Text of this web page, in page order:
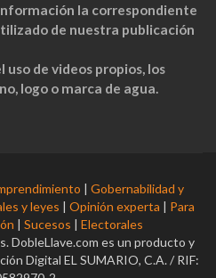
la correspondiente
de nuestra publicación
de videos propios, los
logo o marca de agua.
| Gobernabilidad y
y leyes | Opinión experta | Para
| Sucesos | Electorales
DobleLlave.com es un producto y
Digital EL SUMARIO, C.A. / RIF: